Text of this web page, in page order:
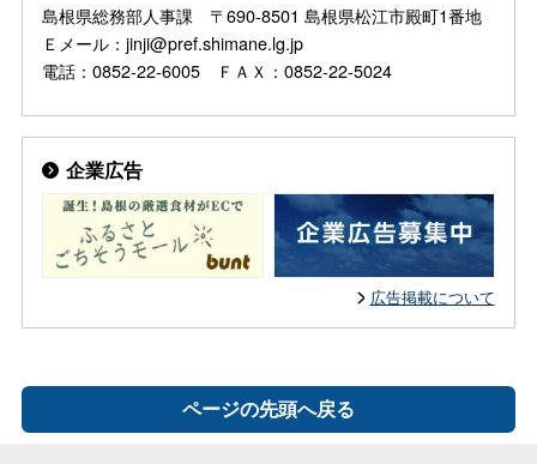
島根県総務部人事課 〒690-8501 島根県松江市殿町1番地
Ｅメール：jinji@pref.shimane.lg.jp
電話：0852-22-6005 ＦＡＸ：0852-22-5024
企業広告
広告掲載について
ページの先頭へ戻る